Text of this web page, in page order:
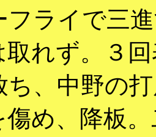
フライで三
取れず。３
ち、中野の
め、降板